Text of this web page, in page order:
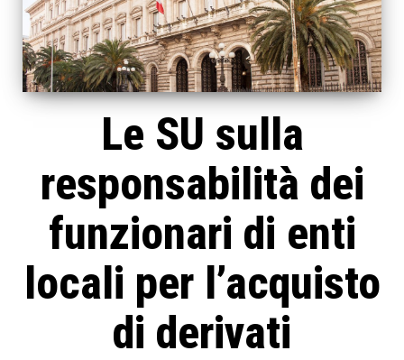
Le SU sulla
responsabilità dei
funzionari di enti
locali per l’acquisto
di derivati